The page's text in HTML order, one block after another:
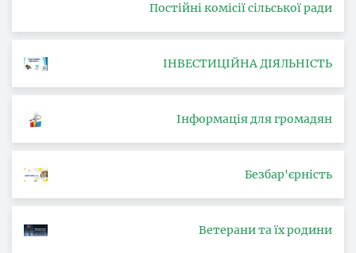
Постійні комісії сільської ради
ІНВЕСТИЦІЙНА ДІЯЛЬНІСТЬ
Інформація для громадян
Безбар'єрність
Ветерани та їх родини